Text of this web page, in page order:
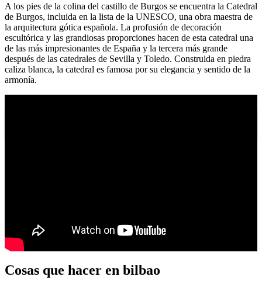
A los pies de la colina del castillo de Burgos se encuentra la Catedral
de Burgos, incluida en la lista de la UNESCO, una obra maestra de
la arquitectura gótica española. La profusión de decoración
escultórica y las grandiosas proporciones hacen de esta catedral una
de las más impresionantes de España y la tercera más grande
después de las catedrales de Sevilla y Toledo. Construida en piedra
caliza blanca, la catedral es famosa por su elegancia y sentido de la
armonía.
Cosas que hacer en bilbao